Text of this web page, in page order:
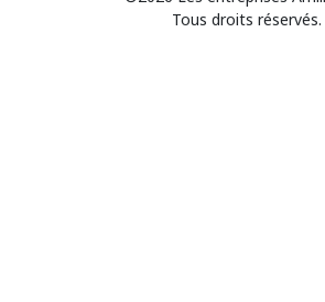
Tous droits réservés.